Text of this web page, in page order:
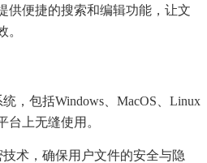
供便捷的搜索和编辑功能，让文
。
，包括Windows、macOS、Linux
台上无缝使用。
术，确保用户文件的安全与隐